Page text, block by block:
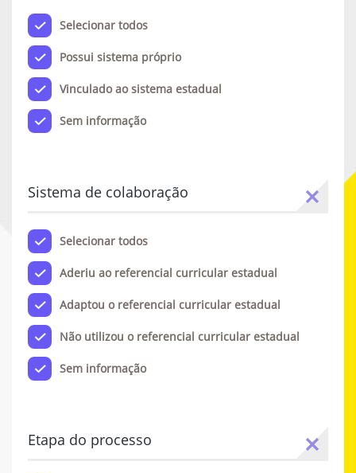
Selecionar todos
Possui sistema próprio
Vinculado ao sistema estadual
Sem informação
Sistema de colaboração
Selecionar todos
Aderiu ao referencial curricular estadual
Adaptou o referencial curricular estadual
Não utilizou o referencial curricular estadual
Sem informação
Etapa do processo